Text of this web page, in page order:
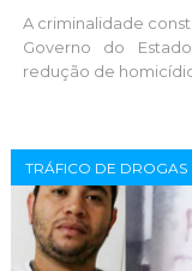
A criminalidade
Governo do
redução de
TRÁFICO DE DROGAS